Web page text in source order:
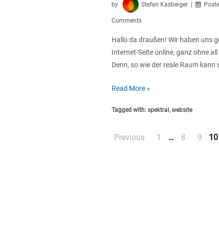
by Stefan Kasberger
Comments
Hallo da draußen! Wir haben uns
Internet-Seite online, ganz ohne
Denn, so wie der reale Raum
neuer
–
und
Read More »
Tagged with: spektral,website
Posts
Previous 1 … 8 9 10